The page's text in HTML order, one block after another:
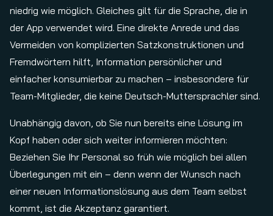
niedrig wie möglich. Gleiches gilt für die Sprache, die in
der App verwendet wird. Eine direkte Anrede und das
Vermeiden von komplizierten Satzkonstruktionen und
Fremdwörtern hilft, Information persönlicher und
einfacher konsumierbar zu machen – insbesondere für
Team-Mitglieder, die keine Deutsch-Muttersprachler sind.
Unabhängig davon, ob Sie nun bereits eine Lösung im
Kopf haben oder sich weiter informieren möchten:
Beziehen Sie Ihr Personal so früh wie möglich bei allen
Überlegungen mit ein – denn wenn der Wunsch nach
einer neuen Informationslösung aus dem Team selbst
kommt, ist die Akzeptanz garantiert.